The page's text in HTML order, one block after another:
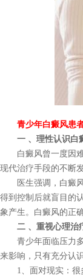
青少年白癜风患者
一 、理性认识白
白癜风曾一度因难
现代治疗手段的不断
医生强调，白癜风
得到控制后就盲目的
象产生。白癜风的正
二 、重视心理治
青少年面临压力多
来影响，只有充分认
1、面对现实：很多